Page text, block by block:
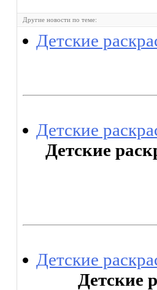
Другие новости по теме:
Детские
Детские
Детские
Детские
Детские